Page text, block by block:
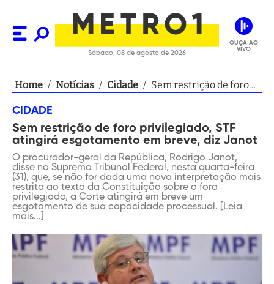
Sábado, 08 de agosto de 2026
OUÇA AO
VIVO
Home / Notícias / Cidade / Sem restrição de foro
em breve, diz Janot
CIDADE
Sem restrição de foro privilegiado, STF
atingirá esgotamento em breve, diz Janot
O procurador-geral da República, Rodrigo Janot,
disse no Supremo Tribunal Federal, nesta quarta-feira
(31), que, se não for dada uma nova interpretação mais
restrita ao texto da Constituição sobre o foro
privilegiado, a Corte atingirá em breve um
esgotamento de sua capacidade processual. [Leia
mais...]